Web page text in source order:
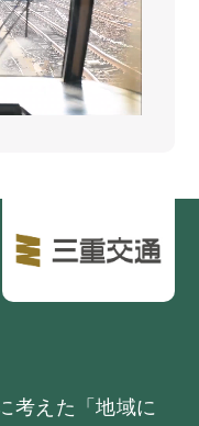
考えた「地域に